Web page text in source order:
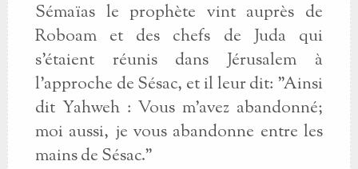
Sémaïas le prophète vint auprès de
Roboam et des chefs de Juda qui
s'étaient réunis dans Jérusalem à
l'approche de Sésac, et il leur dit: "Ainsi
dit Yahweh : Vous m'avez abandonné;
moi aussi, je vous abandonne entre les
mains de Sésac."